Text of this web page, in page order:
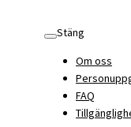
Stäng
Om oss
FAQ